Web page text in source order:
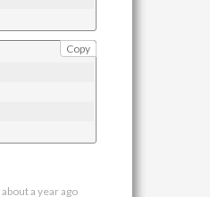
Copy
about a year ago